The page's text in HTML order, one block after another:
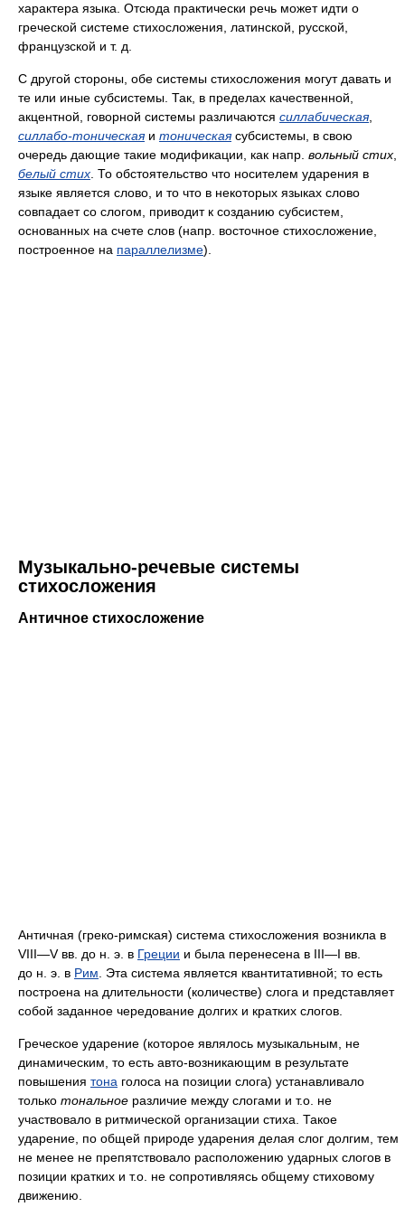
характера языка. Отсюда практически речь может идти о
греческой системе стихосложения, латинской, русской,
французской и т. д.
С другой стороны, обе системы стихосложения могут давать и
те или иные субсистемы. Так, в пределах качественной,
акцентной, говорной системы различаются силлабическая,
силлабо-тоническаяи тоническаясубсистемы, в свою
очередь дающие такие модификации, как напр. вольный стих
белый стих . То обстоятельство что носителем ударения в
языке является слово, и то что в некоторых языках слово
совпадает со слогом, приводит к созданию субсистем,
основанных на счете слов (напр. восточное стихосложение,
построенное на параллелизме).
Музыкально-речевые системы
стихосложения
Античное стихосложение
Античная (греко-римская) система стихосложения возникла в
VIII—V вв. до н. э. в Греции и была перенесена в III—I вв.
до н. э. в Рим . Эта система является квантитативной; то есть
построена на длительности (количестве) слога и представляет
собой заданное чередование долгих и кратких слогов.
Греческое ударение (которое являлось музыкальным, не
динамическим, то есть авто-возникающим в результате
повышения тона голоса на позиции слога) устанавливало
только тональное различие между слогами и т.о. не
участвовало в ритмической организации стиха. Такое
ударение, по общей природе ударения делая слог долгим, тем
не менее не препятствовало расположению ударных слогов в
позиции кратких и т.о. не сопротивляясь общему стиховому
движению.